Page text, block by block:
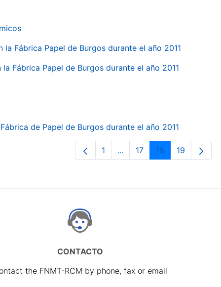
Fábrica Papel de Burgos durante el año 2011
Fábrica Papel de Burgos durante el año 2011
de Papel de Burgos durante el año 2011
Page
1 ...Intermediate Pages Use
Page
17 Page
18 Page
19
CONTACTO
the FNMT-RCM by phone, fax or email